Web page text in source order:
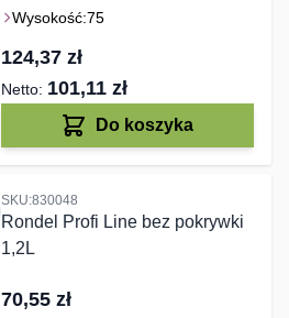
Wysokość:75
124,37 zł
101,11 zł
Do koszyka
SKU:830048
Rondel Profi Line bez pokrywki
1,2L
70,55 zł